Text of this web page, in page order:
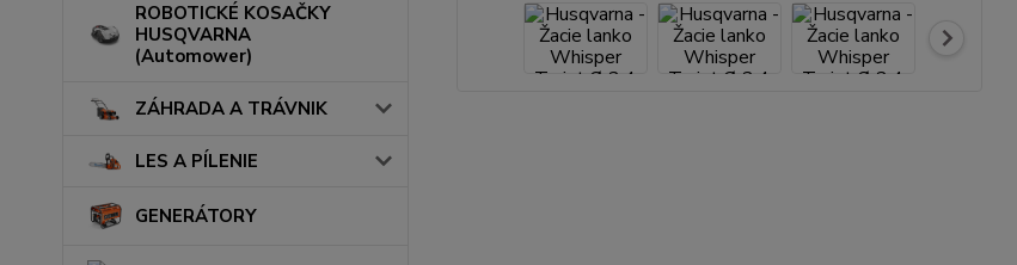
ROBOTICKÉ KOSAČKY
HUSQVARNA
(Automower)
ZÁHRADA A TRÁVNIK
LES A PÍLENIE
GENERÁTORY